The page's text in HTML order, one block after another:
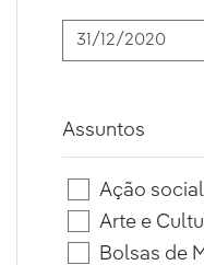
Assuntos
Ação social
Arte e
Bolsas de